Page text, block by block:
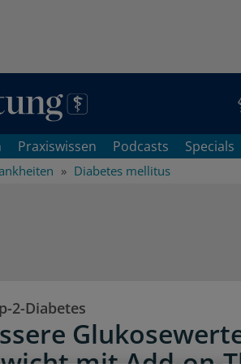
Praxiswissen Podcasts Specials
Diabetes mellitus
2-Diabetes